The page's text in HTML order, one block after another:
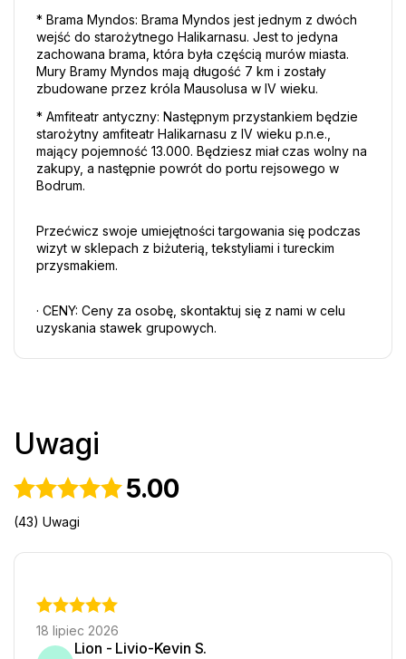
* Brama Myndos: Brama Myndos jest jednym z dwóch
wejść do starożytnego Halikarnasu. Jest to jedyna
zachowana brama, która była częścią murów miasta.
Mury Bramy Myndos mają długość 7 km i zostały
zbudowane przez króla Mausolusa w IV wieku.
* Amfiteatr antyczny: Następnym przystankiem będzie
starożytny amfiteatr Halikarnasu z IV wieku p.n.e.,
mający pojemność 13.000. Będziesz miał czas wolny na
zakupy, a następnie powrót do portu rejsowego w
Bodrum.
Przećwicz swoje umiejętności targowania się podczas
wizyt w sklepach z biżuterią, tekstyliami i tureckim
przysmakiem.
· CENY: Ceny za osobę, skontaktuj się z nami w celu
uzyskania stawek grupowych.
Uwagi
5.00
(43) Uwagi
18 lipiec 2026
Lion - Livio-Kevin S.